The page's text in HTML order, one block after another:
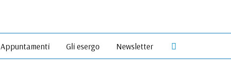
Appuntamenti Gli esergo Newsletter Cerca